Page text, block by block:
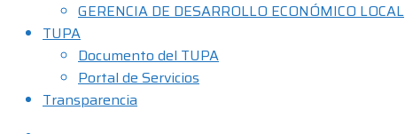
GERENCIA DE DESARROLLO ECONÓMICO LOCAL
TUPA
Documento del TUPA
Portal de Servicios
Transparencia